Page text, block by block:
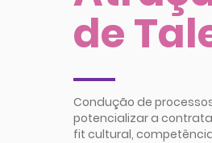
de
Condução de
potencializar a
fit cultural,